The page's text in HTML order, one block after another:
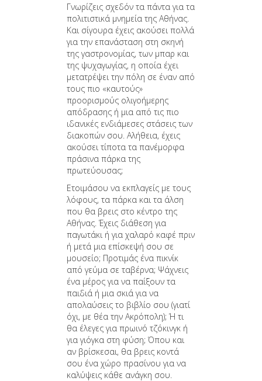
Γνωρίζεις σχεδόν τα πάντα για τα
πολιτιστικά μνημεία της Αθήνας.
Και σίγουρα έχεις ακούσει πολλά
για την επανάσταση στη σκηνή
της γαστρονομίας, των μπαρ και
της ψυχαγωγίας, η οποία έχει
μετατρέψει την πόλη σε έναν από
τους πιο «καυτούς»
προορισμούς ολιγοήμερης
απόδρασης ή μια από τις πιο
ιδανικές ενδιάμεσες στάσεις των
διακοπών σου. Αλήθεια, έχεις
ακούσει τίποτα τα πανέμορφα
πράσινα πάρκα της
πρωτεύουσας;
Ετοιμάσου να εκπλαγείς με τους
λόφους, τα πάρκα και τα άλση
που θα βρεις στο κέντρο της
Αθήνας. Έχεις διάθεση για
παγωτάκι ή για χαλαρό καφέ πριν
ή μετά μια επίσκεψή σου σε
μουσείο; Προτιμάς ένα πικνίκ
από γεύμα σε ταβέρνα; Ψάχνεις
ένα μέρος για να παίξουν τα
παιδιά ή μια σκιά για να
απολαύσεις το βιβλίο σου (γιατί
όχι, με θέα την Ακρόπολη); Ή τι
θα έλεγες για πρωινό τζόκινγκ ή
για γιόγκα στη φύση; Όπου και
αν βρίσκεσαι, θα βρεις κοντά
σου ένα χώρο πρασίνου για να
καλύψεις κάθε ανάγκη σου.